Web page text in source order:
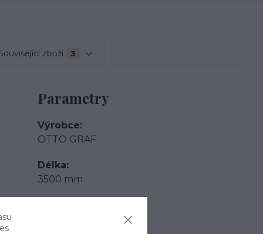
zboží 3
Parametry
Výrobce
OTTO GRAF
Délka
3500 mm